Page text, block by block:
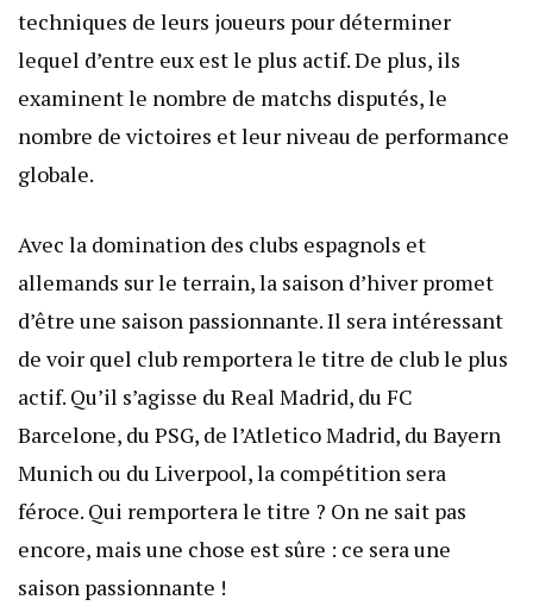
techniques de leurs joueurs pour déterminer
lequel d’entre eux est le plus actif. De plus, ils
examinent le nombre de matchs disputés, le
nombre de victoires et leur niveau de performance
globale.
Avec la domination des clubs espagnols et
allemands sur le terrain, la saison d’hiver promet
d’être une saison passionnante. Il sera intéressant
de voir quel club remportera le titre de club le plus
actif. Qu’il s’agisse du Real Madrid, du FC
Barcelone, du PSG, de l’Atletico Madrid, du Bayern
Munich ou du Liverpool, la compétition sera
féroce. Qui remportera le titre ? On ne sait pas
encore, mais une chose est sûre : ce sera une
saison passionnante !